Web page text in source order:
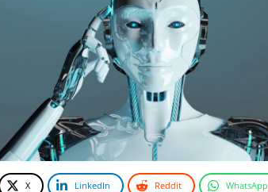
X LinkedIn Reddit WhatsApp